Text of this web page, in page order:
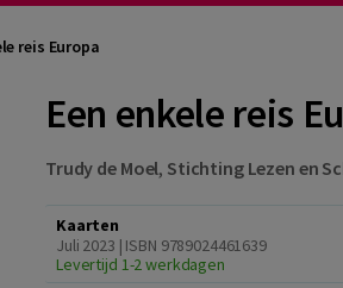
reis Europa
Een enkele reis
Trudy de Moel, Stichting Lezen en
Kaarten
Juli 2023 | ISBN 9789024461639
Levertijd 1-2 werkdagen